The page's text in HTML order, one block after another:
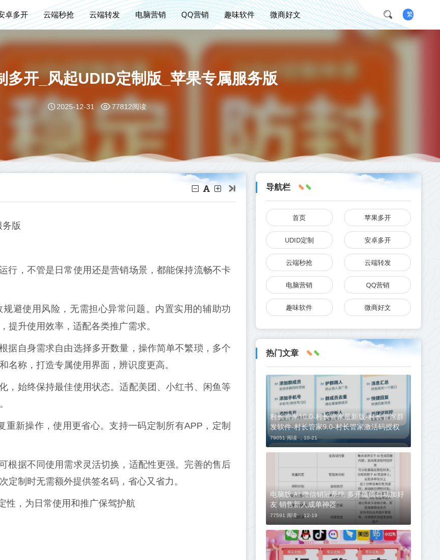
卓多开 云端秒抢 云端转发 电脑营销 QQ营销 趣味软件 微商好文 繁
多开_风起UDID定制版_苹果专属服务版
2025-12-31 77812阅读
版
行，不管是日常使用还是营销场景，都能保持流畅不卡
避使用风险，无需担心异常问题。内置实用的辅助功
提升使用效率，适配各类推广需求。
据自身需求自由选择多开数量，操作简单不繁琐，多个
名称，打造专属使用界面，辨识度更高。
，始终保持最佳使用状态。适配美团、小红书、闲鱼等
新操作，使用更省心。支持一码定制所有APP，定制
根据不同使用需求灵活切换，适配性更强。完善的售后
制时无需额外提供签名码，省心又省力。
性，为日常使用和推广保驾护航
导航栏
首页 苹果多开
UDID定制 安卓多开
云端秒抢 云端转发
电脑营销 QQ营销
趣味软件 微商好文
热门文章
村长管家10.0-村长管家最新版-村长管家群
发软件-村长管家9.0-村长管家激活码授权
79051 阅读 ，10-21
电脑版 Ai 微信销冠系统 多开微信自动加好
友 销售新人成单神器
77591 阅读 ，12-19